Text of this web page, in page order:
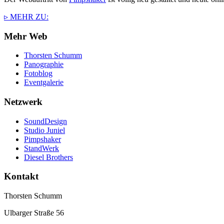
▹ MEHR ZU:
Mehr Web
Thorsten Schumm
Panographie
Fotoblog
Eventgalerie
Netzwerk
SoundDesign
Studio Juniel
Pimpshaker
StandWerk
Diesel Brothers
Kontakt
Thorsten Schumm
Ulbarger Straße 56